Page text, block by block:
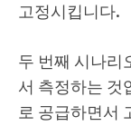
고정시킵니다.
두 번째 시나리
서 측정하는 것
로 공급하면서